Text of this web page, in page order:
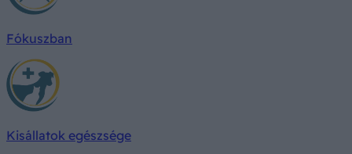
Fókuszban
Kisállatok egészsége